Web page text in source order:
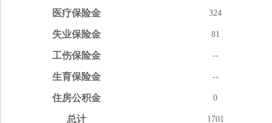
医疗保险金 324
失业保险金 81
工伤保险金 --
生育保险金 --
住房公积金 0
总计 1701